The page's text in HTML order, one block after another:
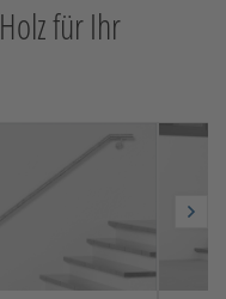
für Ihr